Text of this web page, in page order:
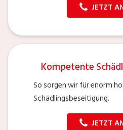
JETZT
Kompetente
So sorgen wir für enorm
Schädlingsbeseitigung.
JETZT